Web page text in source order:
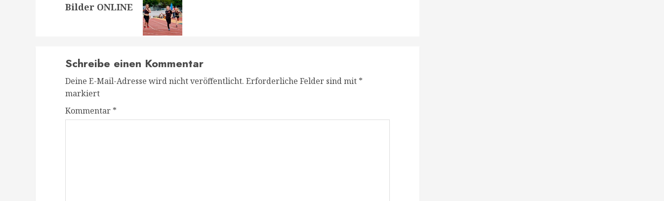
Beitrag:
Bilder ONLINE
Schreibe einen Kommentar
Deine E-Mail-Adresse wird nicht veröffentlicht. Erforderliche Felder sind mit *
markiert
Kommentar *